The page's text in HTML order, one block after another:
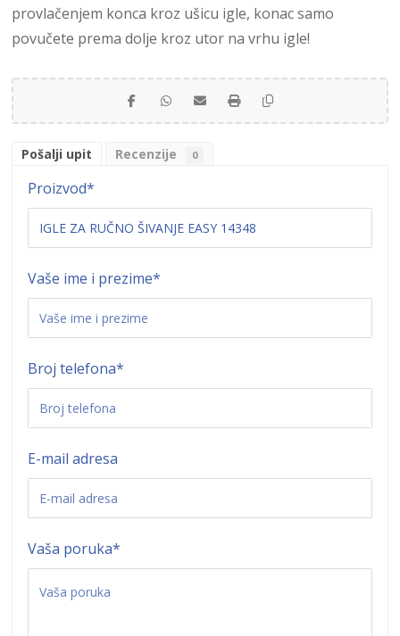
provlačenjem konca kroz ušicu igle, konac samo
povučete prema dolje kroz utor na vrhu igle!
Pošalji upit Recenzije 0
Proizvod*
Vaše ime i prezime*
Broj telefona*
E-mail adresa
Vaša poruka*